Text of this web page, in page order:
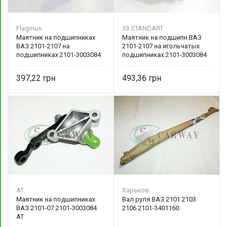
Flagmus
Маятник на подшипниках
ВАЗ 2101-2107 на
подшипниках 2101-3003084
397,22
33 STANDART
Маятник на подшипн.ВАЗ
2101-2107 на игольчатых
подшипниках 2101-3003084
493,36
AT
Маятник на подшипниках
ВАЗ 2101-07 2101-3003084
AT
Харьков
Вал руля ВАЗ 2101 2103
2106 2101-3401160